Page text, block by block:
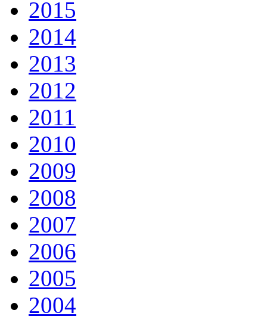
2015
2014
2013
2012
2011
2010
2009
2008
2007
2006
2005
2004